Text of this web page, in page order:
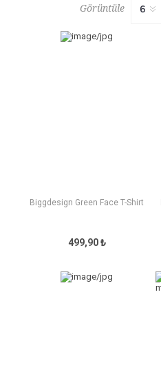
Görüntüle
Biggdesign Green Face T-Shirt
499,90 ₺